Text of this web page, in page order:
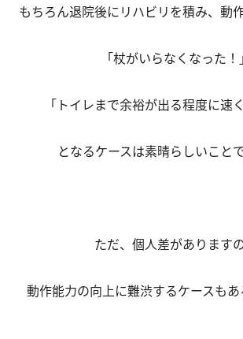
もちろん退院後にリハビリを積み、動
「杖がいらなくなった！」
「トイレまで余裕が出る程度に速
となるケースは素晴らしいこと
ただ、個人差があります
動作能力の向上に難渋するケースもあ